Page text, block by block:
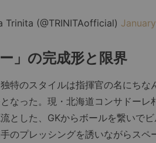
(@TRINITAofficial)
」の完成形と限界
特のスタイルは指揮官の名にちな
なった。現・北海道コンサドー
とした、GKからボールを繋いで
のプレッシングを誘いながらス